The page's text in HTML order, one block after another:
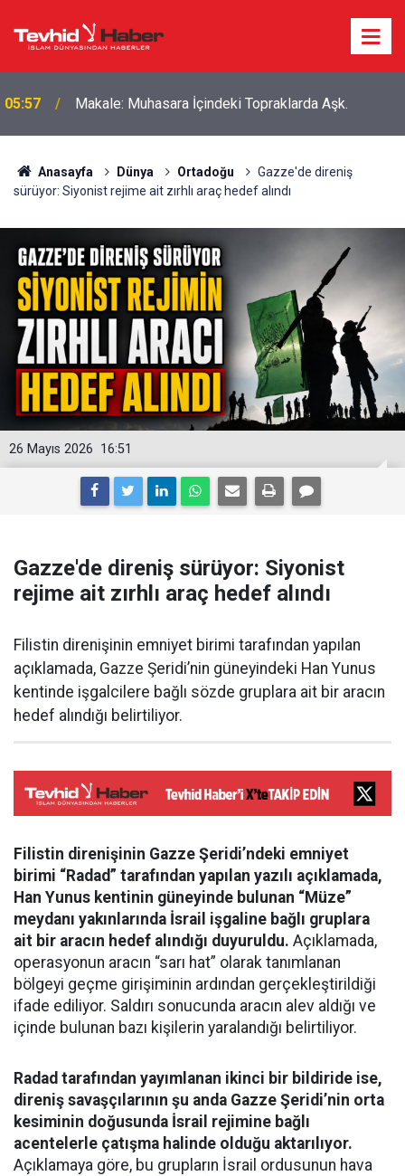
18:39
Boykottan kaçmaya çalışan Algida yeni bir marka
ismi buldu!
Anasayfa Dünya Ortadoğu
Gazze'de direniş
sürüyor: Siyonist rejime ait zırhlı araç hedef alındı
16:51
26 Mayıs 2026
Gazze'de direniş sürüyor: Siyonist
rejime ait zırhlı araç hedef alındı
Filistin direnişinin emniyet birimi tarafından yapılan
açıklamada, Gazze Şeridi’nin güneyindeki Han Yunus
kentinde işgalcilere bağlı sözde gruplara ait bir aracın
hedef alındığı belirtiliyor.
Filistin direnişinin Gazze Şeridi’ndeki emniyet
birimi “Radad” tarafından yapılan yazılı açıklamada,
Han Yunus kentinin güneyinde bulunan “Müze”
meydanı yakınlarında İsrail işgaline bağlı gruplara
ait bir aracın hedef alındığı duyuruldu. Açıklamada,
operasyonun aracın “sarı hat” olarak tanımlanan
bölgeyi geçme girişiminin ardından gerçekleştirildiği
ifade ediliyor. Saldırı sonucunda aracın alev aldığı ve
içinde bulunan bazı kişilerin yaralandığı belirtiliyor.
Radad tarafından yayımlanan ikinci bir bildiride ise,
direniş savaşçılarının şu anda Gazze Şeridi’nin orta
kesiminin doğusunda İsrail rejimine bağlı
acentelerle çatışma halinde olduğu aktarılıyor.
Açıklamaya göre, bu grupların İsrail ordusunun hava